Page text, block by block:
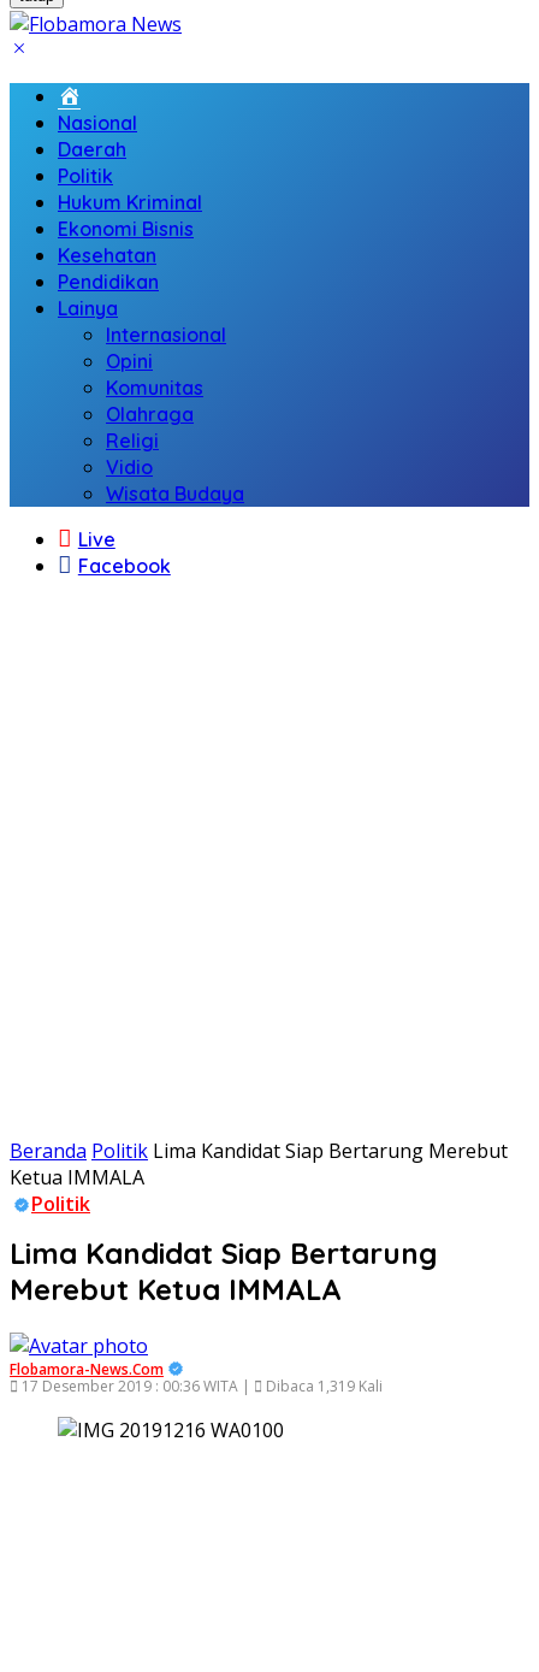
Nasional
Daerah
Politik
Hukum Kriminal
Ekonomi Bisnis
Kesehatan
Pendidikan
Lainya
Internasional
Opini
Komunitas
Olahraga
Religi
Vidio
Wisata Budaya
Live
Facebook
Beranda Politik Lima Kandidat Siap Bertarung Merebut
Ketua IMMALA
Politik
Lima Kandidat Siap Bertarung
Merebut Ketua IMMALA
Flobamora-News.Com
17 Desember 2019 : 00:36 WITA |
Dibaca 1,319 Kali